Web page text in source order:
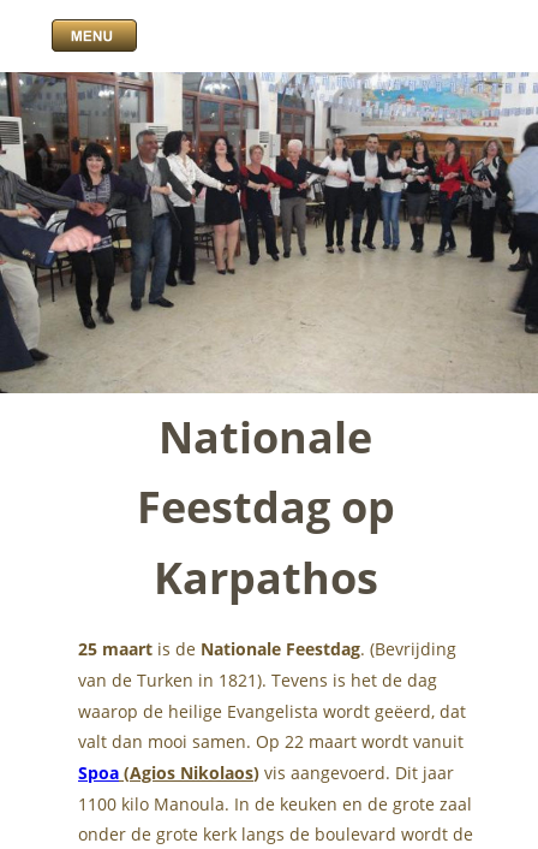
Nationale
Feestdag op
Karpathos
25 maart is de Nationale Feestdag. (Bevrijding
van de Turken in 1821). Tevens is het de dag
waarop de heilige Evangelista wordt geëerd, dat
valt dan mooi samen. Op 22 maart wordt vanuit
Spoa (Agios Nikolaos) vis aangevoerd. Dit jaar
1100 kilo Manoula. In de keuken en de grote zaal
onder de grote kerk langs de boulevard wordt de